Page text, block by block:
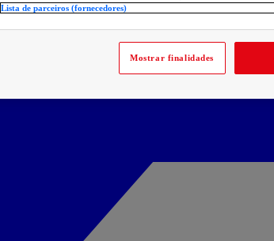
Lista de parceiros (fornecedores)
Mostrar finalidades